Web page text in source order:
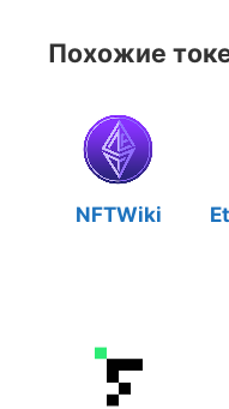
Похожие
NFTWiki